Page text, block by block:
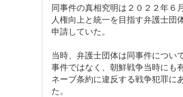
同事件の真相究明は２０２２年６
人権向上と統一を目指す弁護士団
申請していた。
当時、弁護士団体は同事件につい
事件ではなく、朝鮮戦争当時にも
ネーブ条約に違反する戦争犯罪に
た。